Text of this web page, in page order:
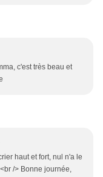
c'est très beau et
haut et fort, nul n'a le
/> Bonne journée,